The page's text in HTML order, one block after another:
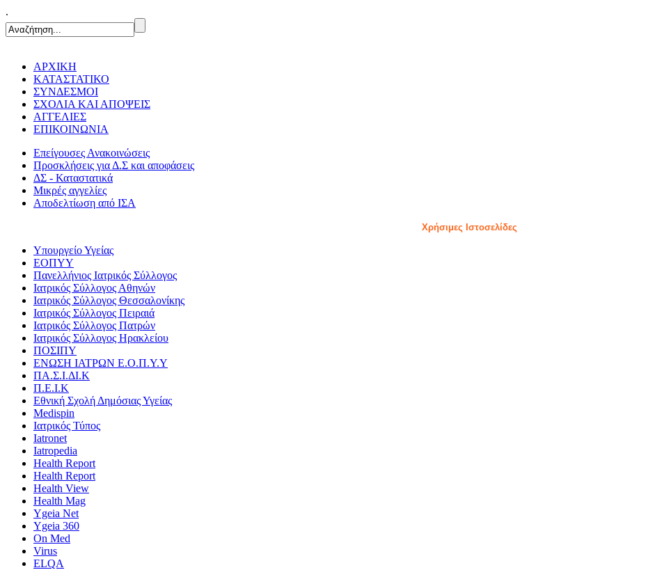
.
ΑΡΧΙΚΗ
ΚΑΤΑΣΤΑΤΙΚΟ
ΣΥΝΔΕΣΜΟΙ
ΣΧΟΛΙΑ ΚΑΙ ΑΠΟΨΕΙΣ
ΑΓΓΕΛΙΕΣ
ΕΠΙΚΟΙΝΩΝΙΑ
Επείγουσες Ανακοινώσεις
Προσκλήσεις για Δ.Σ και αποφάσεις
ΔΣ - Καταστατικά
Μικρές αγγελίες
Αποδελτίωση από ΙΣΑ
Χρήσιμες Ιστοσελίδες
Υπουργείο Υγείας
ΕΟΠΥΥ
Πανελλήνιος Ιατρικός Σύλλογος
Ιατρικός Σύλλογος Αθηνών
Ιατρικός Σύλλογος Θεσσαλονίκης
Ιατρικός Σύλλογος Πειραιά
Ιατρικός Σύλλογος Πατρών
Ιατρικός Σύλλογος Ηρακλείου
ΠΟΣΙΠΥ
ΕΝΩΣΗ ΙΑΤΡΩΝ Ε.Ο.Π.Υ.Υ
ΠΑ.Σ.Ι.ΔΙ.Κ
Π.Ε.Ι.Κ
Εθνική Σχολή Δημόσιας Υγείας
Medispin
Ιατρικός Τύπος
Iatronet
Iatropedia
Health Report
Health Report
Health View
Health Mag
Ygeia Net
Ygeia 360
On Med
Virus
ELQA